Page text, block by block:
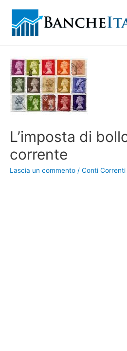
L’imposta di
corrente
Lascia un commento / Conti Correnti